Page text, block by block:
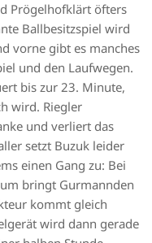
Prögelhofklärt öfters
Ballbesitzspiel wird
vorne gibt es manches
und den Laufwegen.
bis zur 23. Minute,
wird. Riegler
und verliert das
setzt Buzuk leider
einen Gang zu: Bei
bringt Gurmannden
kommt gleich
wird dann gerade